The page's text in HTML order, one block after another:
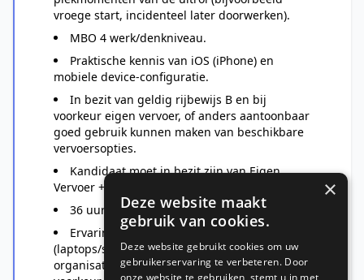
vroege start, incidenteel later doorwerken).
MBO 4 werk/denkniveau.
Praktische kennis van iOS (iPhone) en
mobiele device-configuratie.
In bezit van geldig rijbewijs B en bij
voorkeur eigen vervoer, of anders aantoonbaar
goed gebruik kunnen maken van beschikbare
vervoersopties.
Kandidaat moet in bezit zijn van Eigen
Vervoer + Rijbewijs; Auto minimaal Cat. B.
36 uur per week waarbij 4x9 mogelijk is.
Ervaring met werkplek- of device-migraties
(laptops/smartphones) in een grotere
organisatie (1000+ medewerkers en bij
×
Deze website maakt
gebruik van cookies.
Deze website gebruikt cookies om uw
gebruikerservaring te verbeteren. Door
onze website te gebruiken, stemt u in met